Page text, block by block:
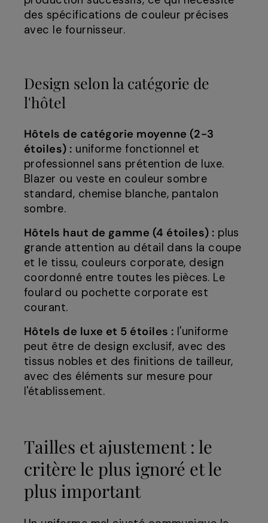
des spécifications de couleur précises
avec le fournisseur.
Design selon la catégorie de
l'hôtel
Hôtels de catégorie moyenne (2-3
étoiles) : uniforme fonctionnel et
professionnel sans prétention de luxe.
Blazer ou veste en couleur sombre
standard, chemise blanche, pantalon
sombre.
Hôtels haut de gamme (4 étoiles) : plus
grande attention au détail dans la coupe
et le tissu, couleurs corporate, design
coordonné entre toutes les pièces. Le
foulard ou pochette corporate est
courant.
Hôtels de luxe et 5 étoiles : l'uniforme
peut être de design exclusif, avec des
tissus nobles et des finitions de tailleur,
avec des éléments sur mesure pour
l'établissement.
Tailles et ajustement : le
critère le plus ignoré et le
plus important